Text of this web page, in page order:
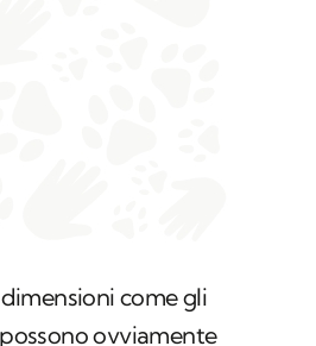
come gli
possono ovviamente